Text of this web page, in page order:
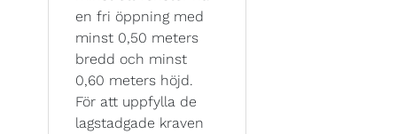
en fri öppning med
minst 0,50 meters
bredd och minst
0,60 meters höjd.
För att uppfylla de
lagstadgade kraven